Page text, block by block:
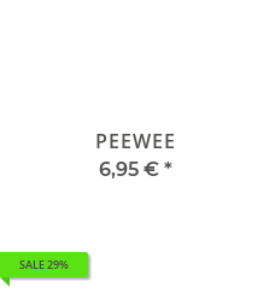
PEEWEE
6,95 € *
SALE 29%